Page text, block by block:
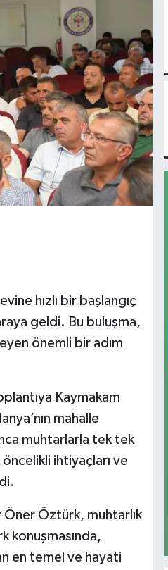
hızlı bir başlangıç
geldi. Bu buluşma,
önemli bir adım
Kaymakam
mahalle
muhtarlarla tek tek
ihtiyaçları ve
Öner Öztürk, muhtarlık
konuşmasında,
en temel ve hayati